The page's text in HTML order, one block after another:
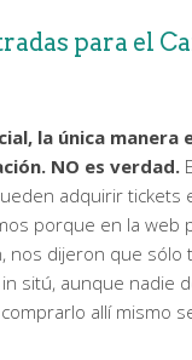
para el
la única manera
NO es verdad.
adquirir tickets
porque en la web
nos dijeron que sólo
sitú, aunque nadie
allí mismo